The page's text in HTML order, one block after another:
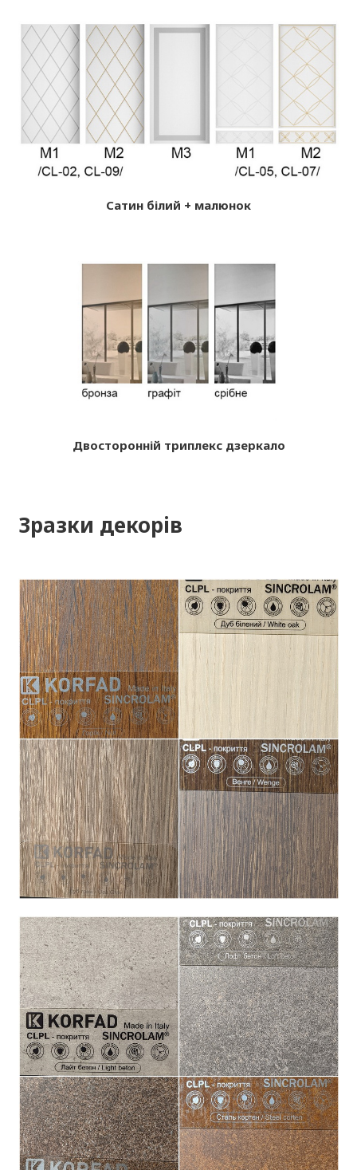
Сатин білий + малюнок
Двосторонній триплекс дзеркало
Зразки декорів